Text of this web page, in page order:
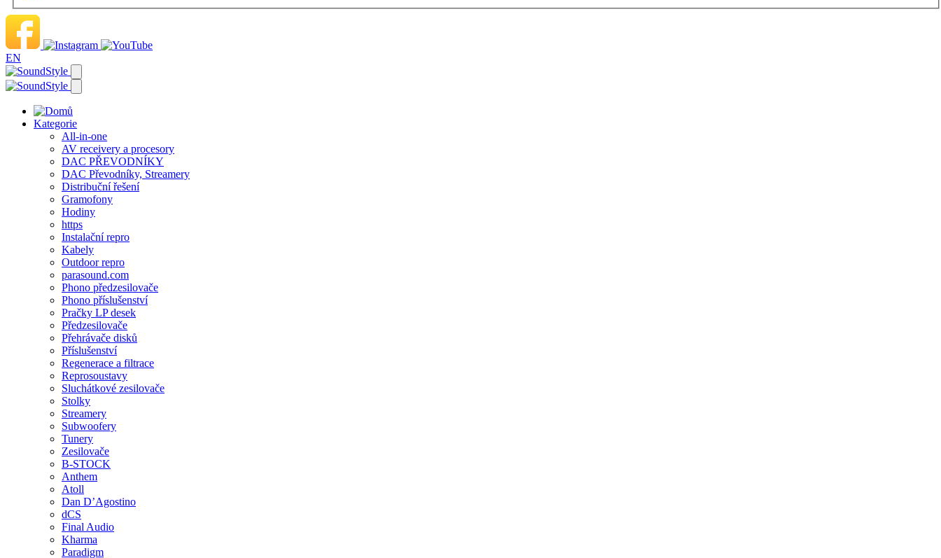
EN
Kategorie
All-in-one
AV receivery a procesory
DAC PŘEVODNÍKY
DAC Převodníky, Streamery
Distribuční řešení
Gramofony
Hodiny
https
Instalační repro
Kabely
Outdoor repro
parasound.com
Phono předzesilovače
Phono příslušenství
Pračky LP desek
Předzesilovače
Přehrávače disků
Příslušenství
Regenerace a filtrace
Reprosoustavy
Sluchátkové zesilovače
Stolky
Streamery
Subwoofery
Tunery
Zesilovače
B-STOCK
Anthem
Atoll
Dan D’Agostino
dCS
Final Audio
Kharma
Paradigm